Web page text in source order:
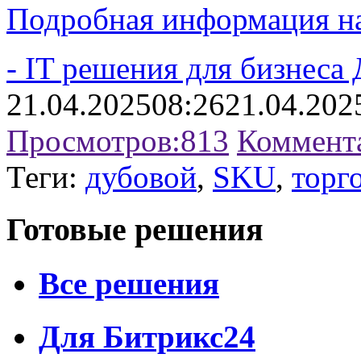
Подробная информация
- IT решения для бизнеса
21.04.202508:26
Просмотров:813
Теги: дубовой, SKU,
Готовые решения
Все решения
Для Битрикс24